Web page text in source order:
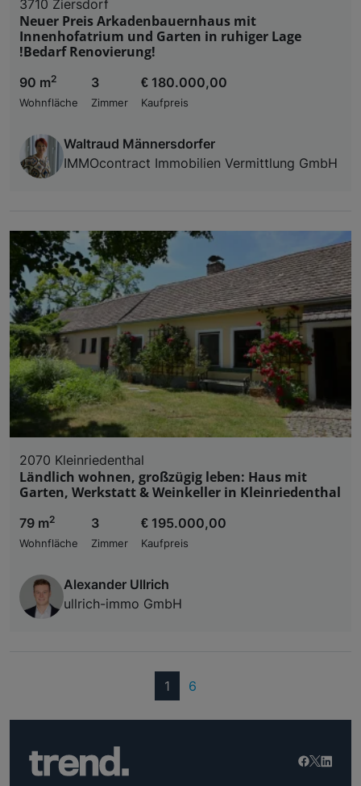
3710 Ziersdorf
Neuer Preis Arkadenbauernhaus mit
Innenhofatrium und Garten in ruhiger Lage
!Bedarf Renovierung!
90 m2
Wohnfläche
3
Zimmer
€ 180.000,00
Kaufpreis
Waltraud Männersdorfer
IMMOcontract Immobilien Vermittlung GmbH
2070 Kleinriedenthal
Ländlich wohnen, großzügig leben: Haus mit
Garten, Werkstatt & Weinkeller in Kleinriedenthal
79 m2
Wohnfläche
3
Zimmer
€ 195.000,00
Kaufpreis
Alexander Ullrich
ullrich-immo GmbH
1 (current)
6